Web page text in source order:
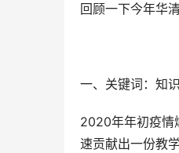
回顾一下今年华
一、关键词：知
2020年年初疫情
速贡献出一份教